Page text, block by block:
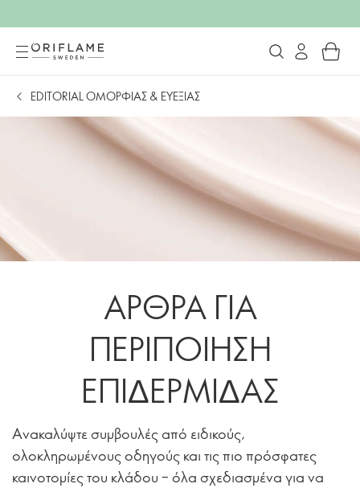
EDITORIAL ΟΜΟΡΦΙΑΣ & ΕΥΕΞΙΑΣ
ΑΡΘΡΑ ΓΙΑ
ΠΕΡΙΠΟΙΗΣΗ
ΕΠΙΔΕΡΜΙΔΑΣ
Ανακαλύψτε συμβουλές από ειδικούς,
ολοκληρωμένους οδηγούς και τις πιο πρόσφατες
καινοτομίες του κλάδου – όλα σχεδιασμένα για να